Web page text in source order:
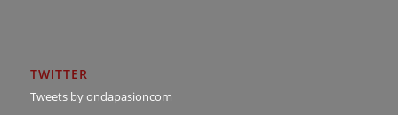
TWITTER
Tweets by ondapasioncom